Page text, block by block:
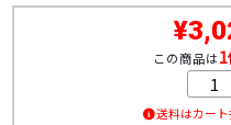
この商品は
送料はカー